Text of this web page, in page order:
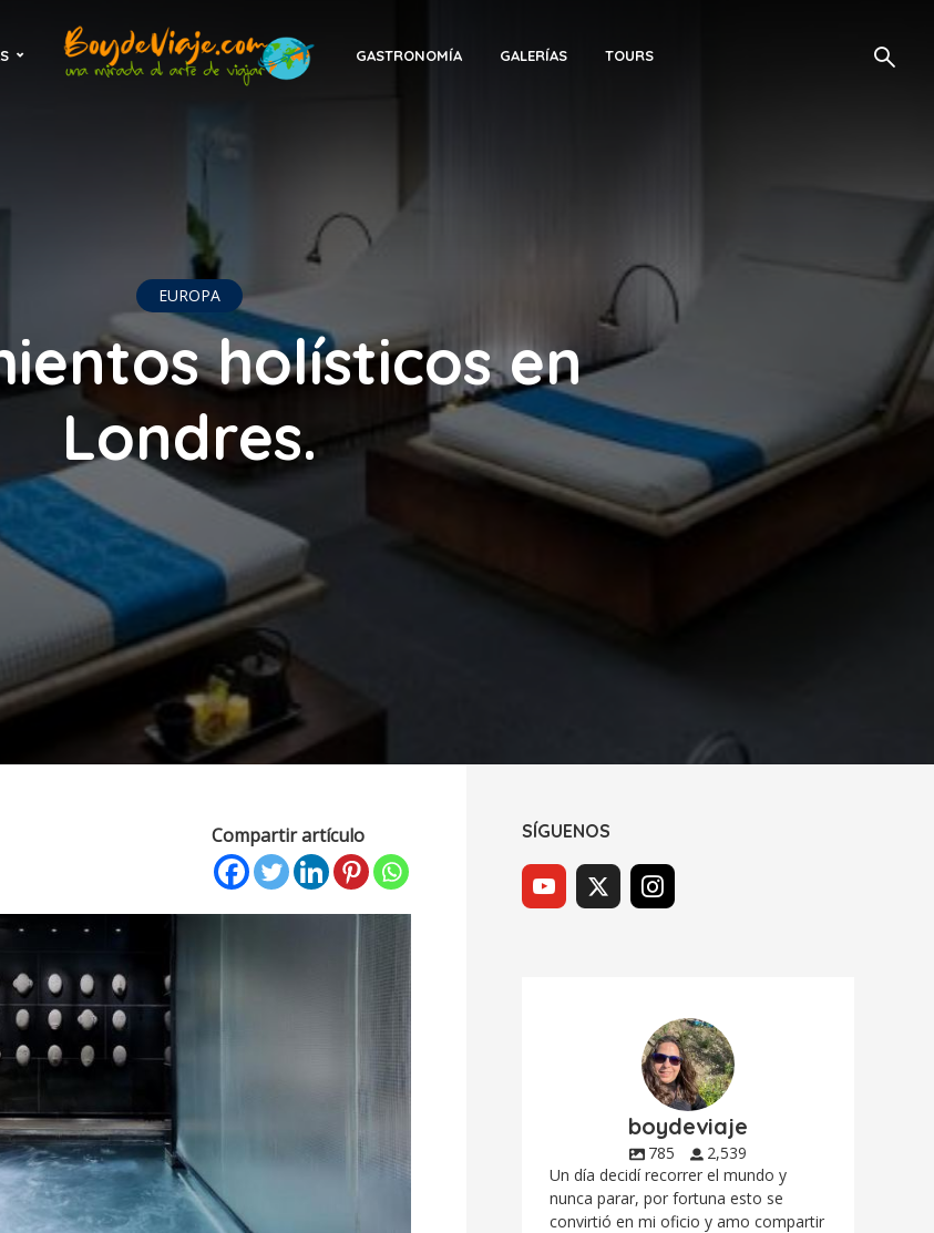
GASTRONOMÍA GALERÍAS TOURS
EUROPA
holísticos en
Londres.
Compartir artículo SÍGUENOS
boydeviaje
785
2,539
Un día decidí recorrer el mundo y
nunca parar, por fortuna esto se
convirtió en mi oficio y amo compartir